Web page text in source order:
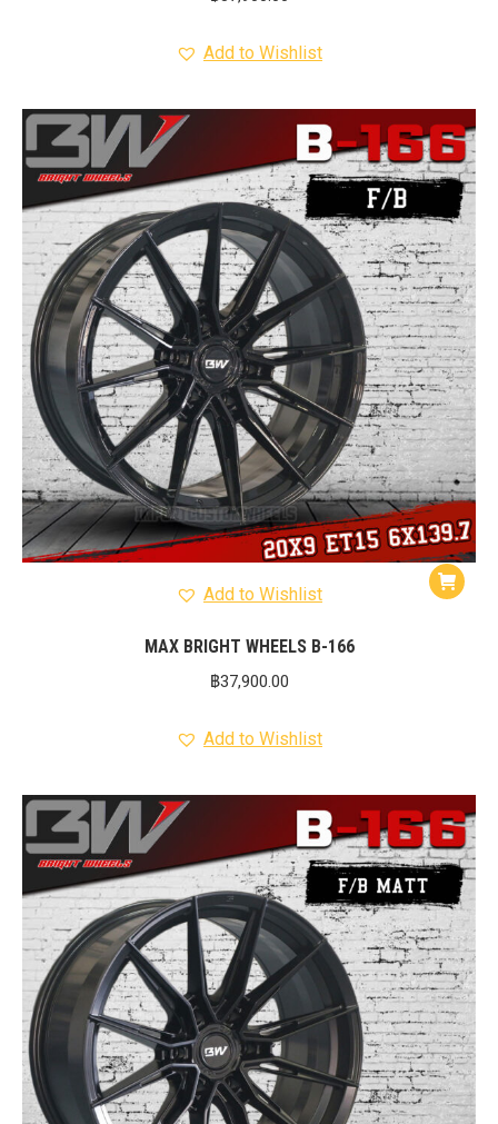
Add to Wishlist
Add to Wishlist
MAX BRIGHT WHEELS B-166
฿37,900.00
Add to Wishlist